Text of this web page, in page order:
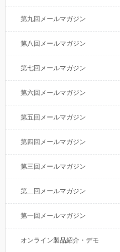
第九回メールマガジン
第八回メールマガジン
第七回メールマガジン
第六回メールマガジン
第五回メールマガジン
第四回メールマガジン
第三回メールマガジン
第二回メールマガジン
第一回メールマガジン
オンライン製品紹介・デモ